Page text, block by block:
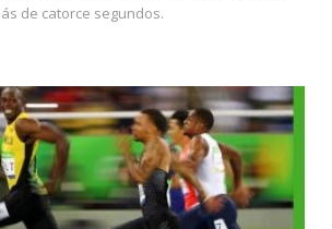
de catorce segundos.